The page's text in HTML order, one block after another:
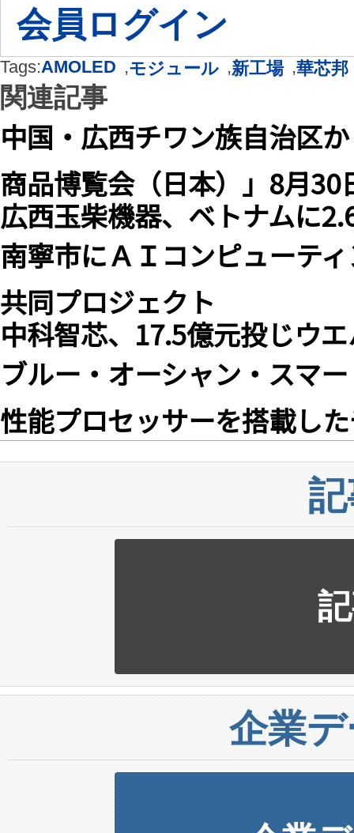
会員ログイン
Tags:AMOLED ,モジュール ,新工場 ,華芯邦
関連記事
中国・広西チワン族自治区
商品博覧会（日本）」8月30
広西玉柴機器、ベトナムに
南寧市にＡＩコンピューテ
共同プロジェクト
中科智芯、17.5億元投じウ
ブルー・オーシャン・スマ
性能プロセッサーを搭載し
企業